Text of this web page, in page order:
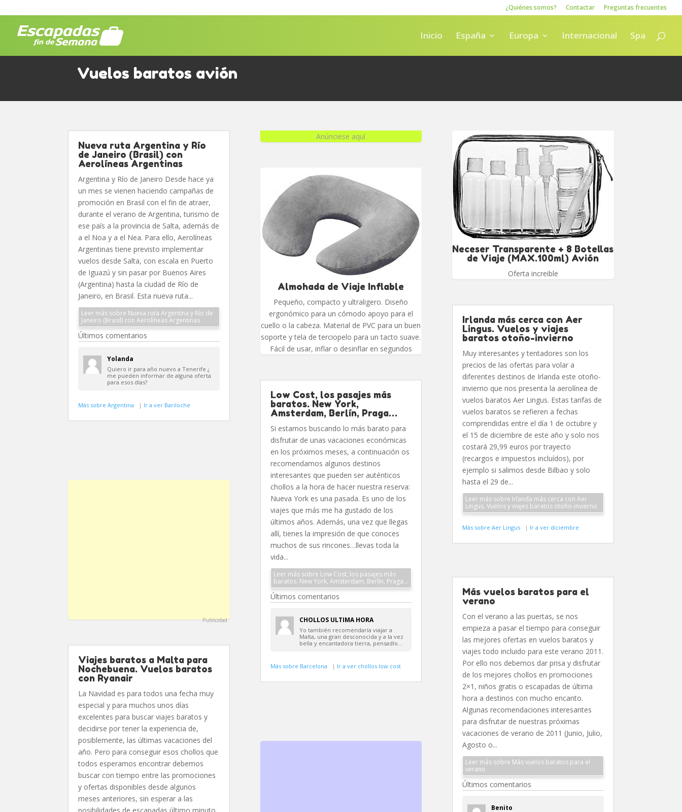
¿Quiénes somos? Contactar Preguntas frecuentes
Inicio España Europa Internacional Spa
Vuelos baratos avión
Nueva ruta Argentina y Río
de Janeiro (Brasil) con
Aerolíneas Argentinas
Argentina y Río de Janeiro Desde hace ya
un mes se vienen haciendo campañas de
promoción en Brasil con el fin de atraer,
durante el verano de Argentina, turismo de
ese país a la provincia de Salta, además de
a el Noa y a el Nea. Para ello, Aerolíneas
Argentinas tiene previsto implementar
vuelos desde Salta, con escala en Puerto
de Iguazú y sin pasar por Buenos Aires
(Argentina) hasta la ciudad de Río de
Janeiro, en Brasil. Esta nueva ruta...
Leer más sobre Nueva ruta Argentina y Río de
Janeiro (Brasil) con Aerolíneas Argentinas
Últimos comentarios
Yolanda
Quiero ir para año nuevo a Tenerife ¿
me pueden informar de alguna oferta
para esos días?
Más sobre Argentina | Ir a ver Bariloche
Publicidad
Viajes baratos a Malta para
Nochebuena. Vuelos baratos
con Ryanair
La Navidad es para todos una fecha muy
especial y para muchos unos días
excelentes para buscar viajes baratos y
decidirse por tener la experiencia de,
posiblemente, las últimas vacaciones del
año. Pero para conseguir esos chollos que
todos esperamos encontrar debemos
buscar con tiempo entre las promociones
y ofertas disponibles desde algunos
meses anteriores, sin esperar a las
Anúnciese aquí
Almohada de Viaje Inflable
Pequeño, compacto y ultraligero. Diseño
ergonómico para un cómodo apoyo para el
cuello o la cabeza. Material de PVC para un buen
soporte y tela de terciopelo para un tacto suave.
Fácil de usar, inflar o desinflar en segundos
Low Cost, los pasajes más
baratos. New York,
Amsterdam, Berlín, Praga…
Si estamos buscando lo más barato para
disfrutar de unas vacaciones económicas
en los próximos meses, a continuación os
recomendamos algunos destinos
interesantes que pueden ser auténticos
chollos a la hora de hacer nuestra reserva:
Nueva York es una pasada. Es uno de los
viajes que más me ha gustado de los
últimos años. Además, una vez que llegas
allí, tienes la impresión de que conoces
muchos de sus rincones…llevas toda la
vida...
Leer más sobre Low Cost, los pasajes más
baratos. New York, Amsterdam, Berlín, Praga…
Últimos comentarios
CHOLLOS ULTIMA HORA
Yo también recomendaría viajar a
Malta, una gran desconocida y a la vez
bella y encantadora tierra, pensadlo…
Más sobre Barcelona | Ir a ver chollos low cost
Neceser Transparente + 8 Botellas
de Viaje (MAX.100ml) Avión
Oferta increible
Irlanda más cerca con Aer
Lingus. Vuelos y viajes
baratos otoño-invierno
Muy interesantes y tentadores son los
precios de las ofertas para volar a
diferentes destinos de Irlanda este otoño-
invierno que nos presenta la aerolínea de
vuelos baratos Aer Lingus. Estas tarifas de
vuelos baratos se refieren a fechas
comprendidas entre el día 1 de octubre y
el 15 de diciembre de este año y solo nos
costará 29,99 euros por trayecto
(recargos e impuestos incluídos), por
ejemplo si salimos desde Bilbao y solo
hasta el 29 de...
Leer más sobre Irlanda más cerca con Aer
Lingus. Vuelos y viajes baratos otoño-invierno
Más sobre Aer Lingus | Ir a ver diciembre
Más vuelos baratos para el
verano
Con el verano a las puertas, se nos
empieza a pasar el tiempo para conseguir
las mejores ofertas en vuelos baratos y
viajes todo incluido para este verano 2011.
Por ello nos debemos dar prisa y disfrutar
de los mejores chollos en promociones
2×1, niños gratis o escapadas de última
hora a destinos con mucho encanto.
Algunas recomendaciones interesantes
para disfrutar de nuestras próximas
vacaciones de verano de 2011 (Junio, Julio,
Agosto o...
Leer más sobre Más vuelos baratos para el
verano
Últimos comentarios
Benito